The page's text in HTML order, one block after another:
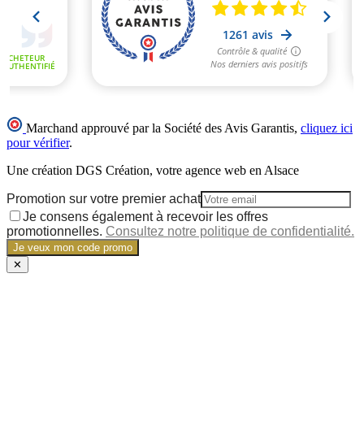
Marchand approuvé par la Société des Avis Garantis, cliquez ici
pour vérifier.
Une création DGS Création, votre agence web en Alsace
Promotion sur votre premier achat
Je consens également à recevoir les offres
promotionnelles. Consultez notre politique de confidentialité.
Je veux mon code promo
✕